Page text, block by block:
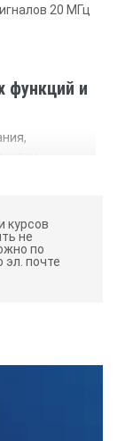
20 МГц
функций и
I²C,
курсов
не
по
эл. почте